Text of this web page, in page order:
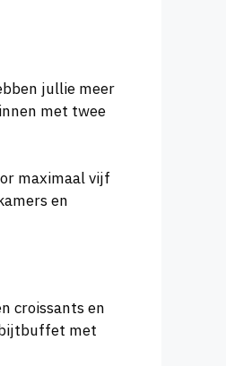
jullie meer
met twee
maximaal vijf
en
croissants en
met